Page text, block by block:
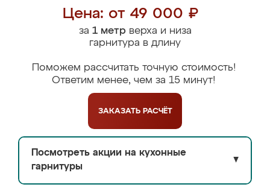
Цена: от 49 000 ₽
за 1 метрверха и низа
гарнитура в длину
Поможем рассчитать точную стоимость!
Ответим менее, чем за 15 минут!
ЗАКАЗАТЬ РАСЧЁТ
Посмотреть акции на кухонные
гарнитуры
▼